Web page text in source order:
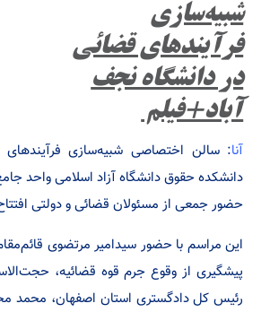
شبیه‌سازی
فرآیند‌های قضائی
در دانشگاه نجف
آباد+فیلم
آنا: سالن اختصاصی شبیه‌سازی
دانشکده حقوق دانشگاه آزاد اسلامی واحد
حضور جمعی از مسئولان قضائی و دولتی
این مراسم با حضور سیدامیر مرتضوی
پیشگیری از وقوع جرم قوه قضائیه،
رئیس کل دادگستری استان اصفهان، محمد